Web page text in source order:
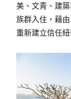
美、文青、建
族群入住，藉
重新建立信任紐